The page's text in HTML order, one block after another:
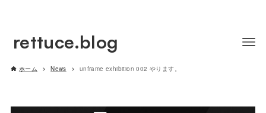
rettuce.blog
ホーム News unframe exhibition 002 やります。